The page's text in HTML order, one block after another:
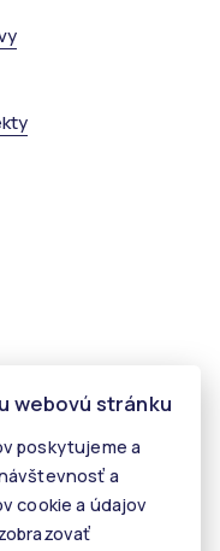
webovú stránku
poskytujeme a
a
cookie a údajov